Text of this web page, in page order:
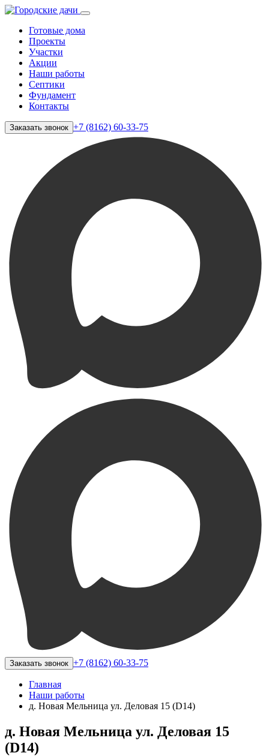
Готовые дома
Проекты
Участки
Акции
Наши работы
Септики
Фундамент
Контакты
Заказать звонок +7 (8162) 60-33-75
Заказать звонок +7 (8162) 60-33-75
Главная
Наши работы
д. Новая Мельница ул. Деловая 15 (D14)
д. Новая Мельница ул. Деловая 15
(D14)